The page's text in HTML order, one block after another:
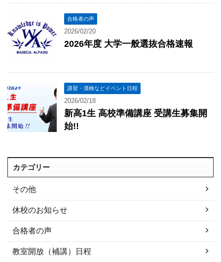
合格者の声
2026/02/20
2026年度 大学一般選抜合格速報
講習・漢検などイベント日程
2026/02/18
新高1生 高校準備講座 受講生募集開
始!!
カテゴリー
その他
休校のお知らせ
合格者の声
教室開放（補講）日程